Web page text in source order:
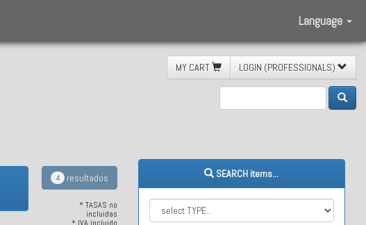
Language
MY CART LOGIN (PROFESSIONALS)
4 resultados
* TASAS no
incluidas
* IVA incluido
SEARCH items...